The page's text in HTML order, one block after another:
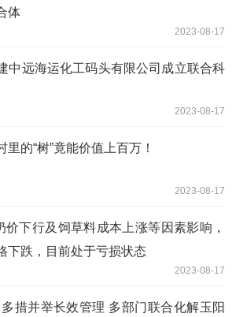
体
2023-08-17
中远海运化工码头有限公司成立联合科
2023-08-17
的“树”竟能价值上百万！
2023-08-17
下行及饲草料成本上涨等因素影响，
下跌，目前处于亏损状态
2023-08-17
措并举长效管理 多部门联合化解玉阳